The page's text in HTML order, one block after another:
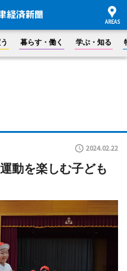
暮らす・働く 学ぶ・知る
2024.02.22
動を楽しむ子ども